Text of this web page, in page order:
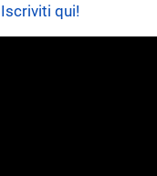
Iscriviti qui!